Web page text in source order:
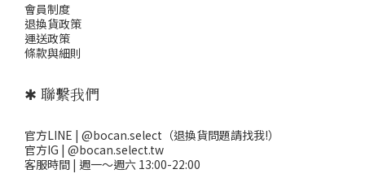
會員制度
退換貨政策
運送政策
條款與細則
✱ 聯繫我們
官方LINE | @bocan.select（退換貨問題請找我!）
官方IG | @bocan.select.tw
客服時間 | 週一～週六 13:00-22:00